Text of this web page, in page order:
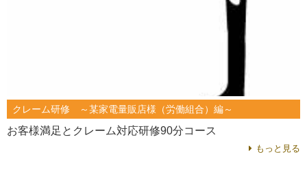
クレーム研修 ～某家電量販店様（労働組合）編～
お客様満足とクレーム対応研修90分コース
もっと見る